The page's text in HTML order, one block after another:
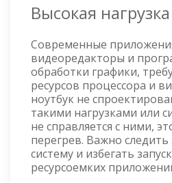
Высокая нагрузка
Современные
видеоредакторы и
обработки графики,
ресурсов процессора и
ноутбук не
такими нагрузками или
не справляется с ними,
перегрев. Важно следить
систему и избегать
ресурсоемких